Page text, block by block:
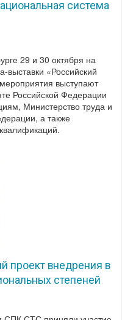
система
29 и 30 октября на
«Российский
выступают
Российской Федерации
Министерство труда и
а также
проект внедрения в
степеней